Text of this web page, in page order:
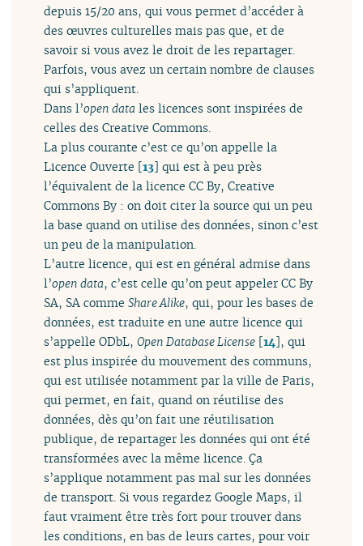
depuis 15/20 ans, qui vous permet d’accéder à
des œuvres culturelles mais pas que, et de
savoir si vous avez le droit de les repartager.
Parfois, vous avez un certain nombre de clauses
qui s’appliquent.
Dans l’open data les licences sont inspirées de
celles des Creative Commons.
La plus courante c’est ce qu’on appelle la
Licence Ouverte [13] qui est à peu près
l’équivalent de la licence CC By, Creative
Commons By : on doit citer la source qui un peu
la base quand on utilise des données, sinon c’est
un peu de la manipulation.
L’autre licence, qui est en général admise dans
l’open data, c’est celle qu’on peut appeler CC By
SA, SA commeShare Alike, qui, pour les bases de
données, est traduite en une autre licence qui
s’appelle ODbL,Open Database License [14], qui
est plus inspirée du mouvement des communs,
qui est utilisée notamment par la ville de Paris,
qui permet, en fait, quand on réutilise des
données, dès qu’on fait une réutilisation
publique, de repartager les données qui ont été
transformées avec la même licence. Ça
s’applique notamment pas mal sur les données
de transport. Si vous regardez Google Maps, il
faut vraiment être très fort pour trouver dans
les conditions, en bas de leurs cartes, pour voir